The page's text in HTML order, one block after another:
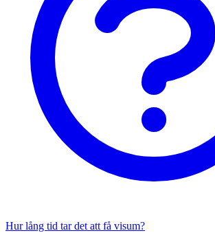
Hur lång tid tar det att få visum?